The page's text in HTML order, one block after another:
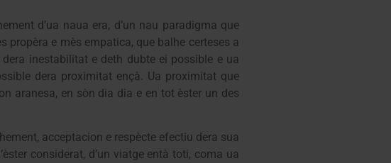
d’ua naua era, d’un nau paradigma que
propèra e mès empatica, que balhe certeses a
inestabilitat e deth dubte ei possible e ua
dera proximitat ençà. Ua proximitat que
aranesa, en sòn dia dia e en tot èster un des
acceptacion e respècte efectiu dera sua
considerat, d’un viatge entà toti, coma ua